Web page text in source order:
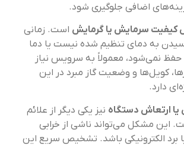
اضافی جلوگیری شود.
سرمایش یا گرمایش است. زمانی
به دمای تنظیم شده نیست یا دما
نمی‌شود، معمولاً به سرویس نیاز
کویل‌ها و وضعیت گاز مبرد در این
دارد.
ارتعاش دستگاه نیز یکی دیگر از علائم
این مشکل می‌تواند ناشی از خرابی
برد الکترونیکی باشد. تشخیص سریع این